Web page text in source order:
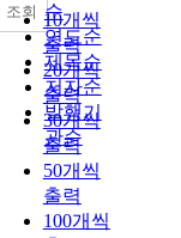
순
연도순
제목순
저자순
발행기
관순
10개씩
출력
20개씩
출력
30개씩
출력
50개씩
출력
100개씩
조회